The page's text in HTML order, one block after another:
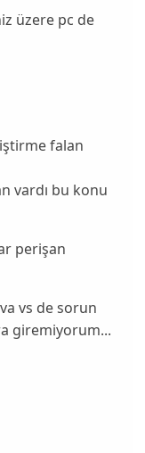
üzere pc de
falan
vardı bu konu
perişan
vs de sorun
giremiyorum...